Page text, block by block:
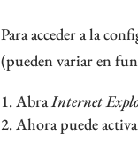
Para acceder a la
(pueden variar en
AbraInternet
Ahora puede